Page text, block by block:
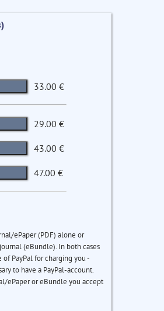
33.00 €
29.00 €
43.00 €
47.00 €
ePaper (PDF) alone or
(eBundle). In both cases
PayPal for charging you -
to have a PayPal-account.
ePaper or eBundle you accept